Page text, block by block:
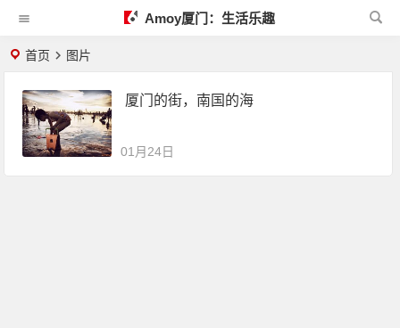
Amoy厦门：生活乐趣
首页 图片
厦门的街，南国的海
01月24日